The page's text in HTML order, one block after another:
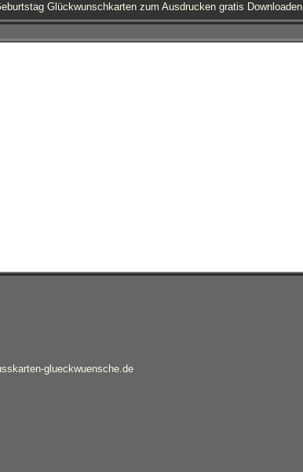
Glückwunschkarten zum Ausdrucken gratis Downloaden
glueckwuensche.de